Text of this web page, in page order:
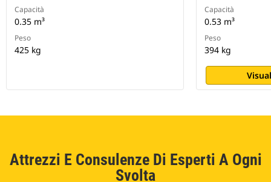
Capacità
0.35 m³
Peso
425 kg
Capacità
0.53 m³
Peso
394 kg
Attrezzi E Consulenze Di Esperti A Ogni
Svolta